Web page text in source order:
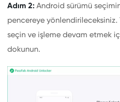
Adım 2: Android sürümü
pencereye yönlendirileceksiniz.
seçin ve işleme devam etmek
dokunun.